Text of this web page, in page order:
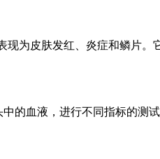
现为皮肤发红、炎症和鳞片
的血液，进行不同指标的